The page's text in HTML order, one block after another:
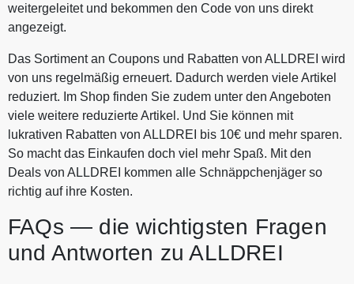
weitergeleitet und bekommen den Code von uns direkt
angezeigt.
Das Sortiment an Coupons und Rabatten von ALLDREI wird
von uns regelmäßig erneuert. Dadurch werden viele Artikel
reduziert. Im Shop finden Sie zudem unter den Angeboten
viele weitere reduzierte Artikel. Und Sie können mit
lukrativen Rabatten von ALLDREI bis 10€ und mehr sparen.
So macht das Einkaufen doch viel mehr Spaß. Mit den
Deals von ALLDREI kommen alle Schnäppchenjäger so
richtig auf ihre Kosten.
FAQs — die wichtigsten Fragen
und Antworten zu ALLDREI